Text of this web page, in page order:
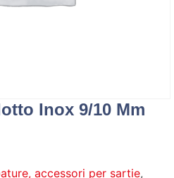
Inox 9/10 Mm
accessori per sartie,